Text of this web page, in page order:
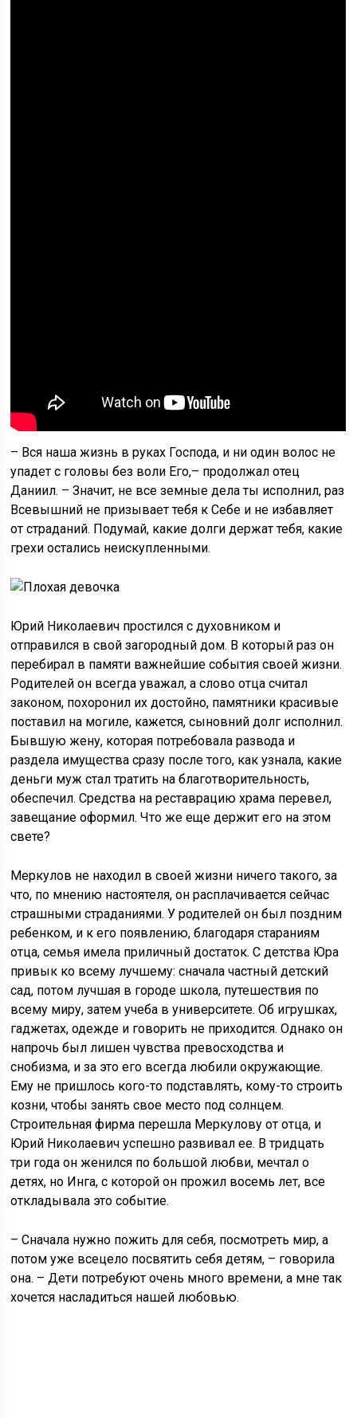
– Вся наша жизнь в руках Господа, и ни один волос не
упадет с головы без воли Его,– продолжал отец
Даниил. – Значит, не все земные дела ты исполнил, раз
Всевышний не призывает тебя к Себе и не избавляет
от страданий. Подумай, какие долги держат тебя, какие
грехи остались неискупленными.
Юрий Николаевич простился с духовником и
отправился в свой загородный дом. В который раз он
перебирал в памяти важнейшие события своей жизни.
Родителей он всегда уважал, а слово отца считал
законом, похоронил их достойно, памятники красивые
поставил на могиле, кажется, сыновний долг исполнил.
Бывшую жену, которая потребовала развода и
раздела имущества сразу после того, как узнала, какие
деньги муж стал тратить на благотворительность,
обеспечил. Средства на реставрацию храма перевел,
завещание оформил. Что же еще держит его на этом
свете?
Меркулов не находил в своей жизни ничего такого, за
что, по мнению настоятеля, он расплачивается сейчас
страшными страданиями. У родителей он был поздним
ребенком, и к его появлению, благодаря стараниям
отца, семья имела приличный достаток. С детства Юра
привык ко всему лучшему: сначала частный детский
сад, потом лучшая в городе школа, путешествия по
всему миру, затем учеба в университете. Об игрушках,
гаджетах, одежде и говорить не приходится. Однако он
напрочь был лишен чувства превосходства и
снобизма, и за это его всегда любили окружающие.
Ему не пришлось кого-то подставлять, кому-то строить
козни, чтобы занять свое место под солнцем.
Строительная фирма перешла Меркулову от отца, и
Юрий Николаевич успешно развивал ее. В тридцать
три года он женился по большой любви, мечтал о
детях, но Инга, с которой он прожил восемь лет, все
откладывала это событие.
– Сначала нужно пожить для себя, посмотреть мир, а
потом уже всецело посвятить себя детям, – говорила
она. – Дети потребуют очень много времени, а мне так
хочется насладиться нашей любовью.